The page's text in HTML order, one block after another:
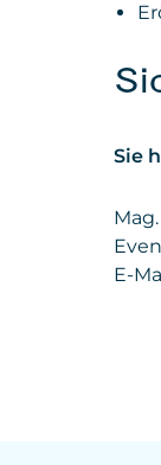
Sie
E-